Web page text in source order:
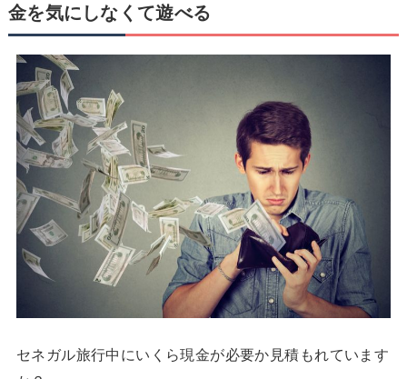
金を気にしなくて遊べる
セネガル旅行中にいくら現金が必要か見積もれています